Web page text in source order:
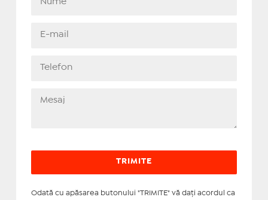
Odată cu apăsarea butonului "TRIMITE" vă daţi acordul ca